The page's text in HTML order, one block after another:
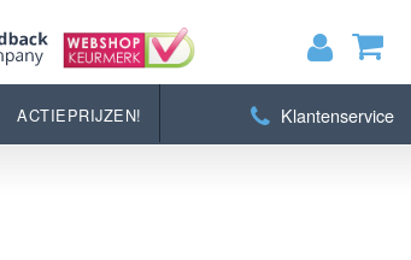
MIJN WINKELWAGEN
ACTIEPRIJZEN! Klantenservice
Bestellen